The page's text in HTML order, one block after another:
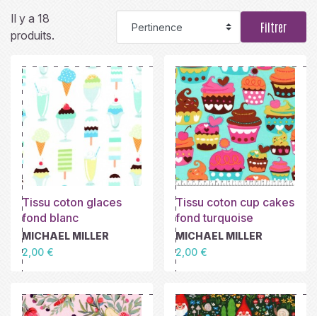
Il y a 18
produits.
Filtrer
Tissu coton glaces
fond blanc
MICHAEL MILLER
Prix
2,00 €
Tissu coton cup cakes
fond turquoise
MICHAEL MILLER
Prix
2,00 €